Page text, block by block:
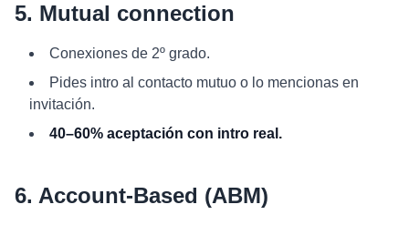
5. Mutual connection
Conexiones de 2º grado.
Pides intro al contacto mutuo o lo mencionas en
invitación.
40–60% aceptación con intro real.
6. Account-Based (ABM)